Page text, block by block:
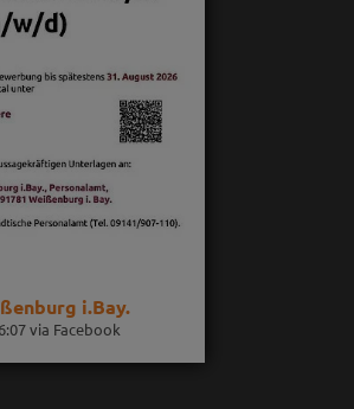
i.Bay.
via Facebook